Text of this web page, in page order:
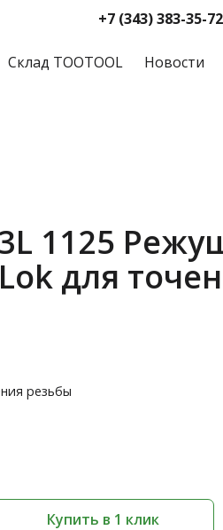
+7 (343) 383-35-72
Склад TOOTOOL Новости
3L 1125
для
резьбы
Купить в 1 клик